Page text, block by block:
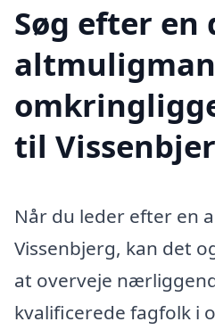
Søg efter en
til
Når du leder efter en
Vissenbjerg, kan det
at overveje
kvalificerede fagfolk i